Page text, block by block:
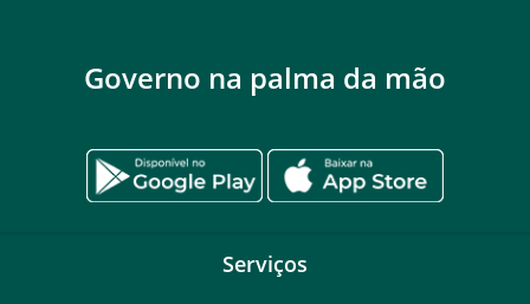
Governo na palma da mão
Serviços